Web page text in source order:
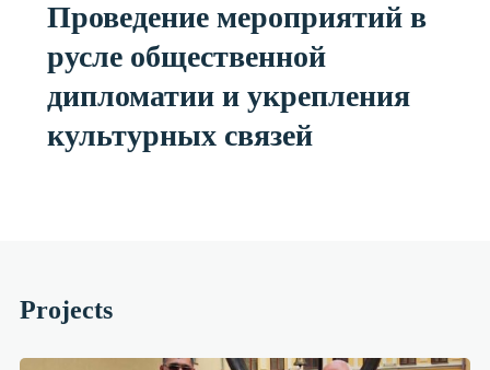
Проведение мероприятий в
русле общественной
дипломатии и укрепления
культурных связей
Projects